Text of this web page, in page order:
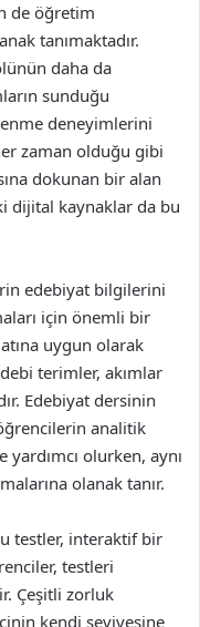
de öğretim
tanımaktadır.
daha da
sunduğu
deneyimlerini
zaman olduğu gibi
dokunan bir alan
dijital kaynaklar da bu
edebiyat bilgilerini
için önemli bir
uygun olarak
terimler, akımlar
Edebiyat dersinin
analitik
olurken, aynı
olanak tanır.
testler, interaktif bir
testleri
Çeşitli zorluk
kendi seviyesine